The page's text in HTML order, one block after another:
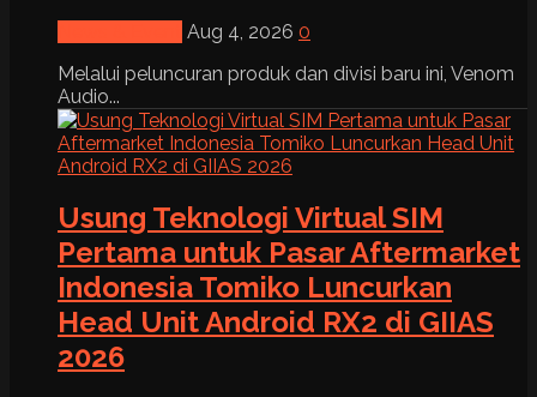
Aug 4, 2026 0
Melalui peluncuran produk dan divisi baru ini, Venom
Audio...
Usung Teknologi Virtual SIM
Pertama untuk Pasar Aftermarket
Indonesia Tomiko Luncurkan
Head Unit Android RX2 di GIIAS
2026